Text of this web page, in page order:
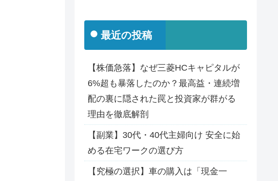
最近の投稿
【株価急落】なぜ三菱HCキャピタルが
6%超も暴落したのか？最高益・連続増
配の裏に隠された罠と投資家が群がる
理由を徹底解剖
【副業】30代・40代主婦向け 安全に始
める在宅ワークの選び方
【究極の選択】車の購入は「現金一